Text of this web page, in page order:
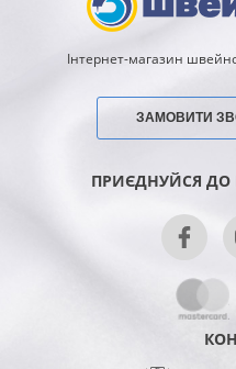
Інтернет-магазин
ЗАМОВИТИ
ПРИЄДНУЙСЯ